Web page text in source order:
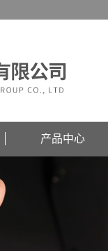
产品中心